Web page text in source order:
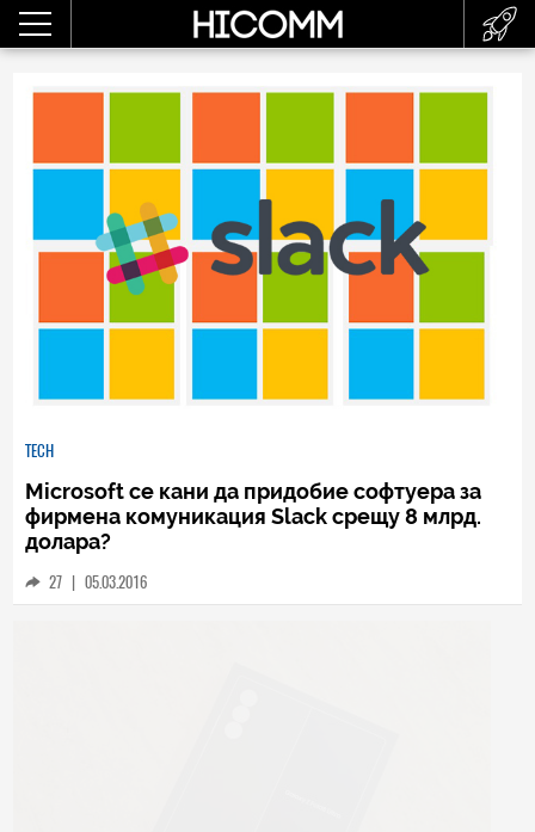
TECH
Microsoft се кани да придобие софтуера за
фирмена комуникация Slack срещу 8 млрд.
долара?
27 | 05.03.2016